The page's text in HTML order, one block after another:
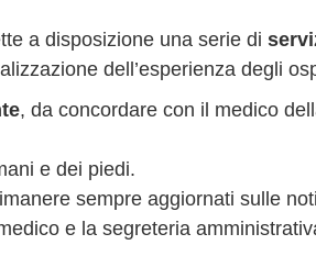
a disposizione una serie di
dell’esperienza degli
, da concordare con il medico
e dei piedi.
sempre aggiornati sulle
e la segreteria